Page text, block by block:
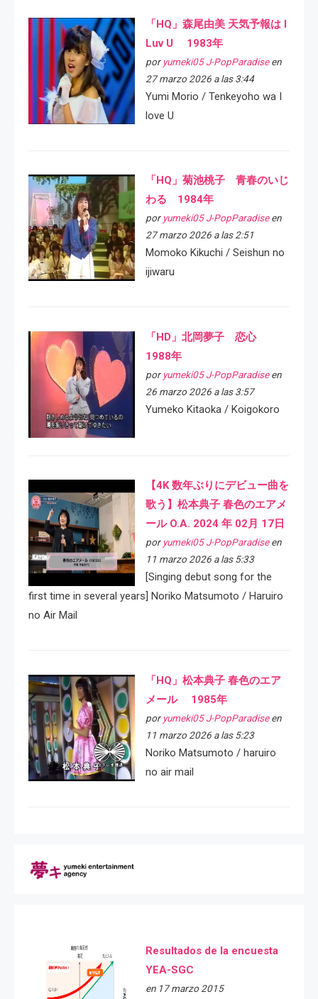
「HQ」森尾由美 天気予報は I
Luv U 1983年
por yumeki05 J-PopParadiseen
27 marzo 2026 a las 3:44
Yumi Morio / Tenkeyoho wa I
love U
「HQ」菊池桃子 青春のいじ
わる 1984年
por yumeki05 J-PopParadiseen
27 marzo 2026 a las 2:51
Momoko Kikuchi / Seishun no
ijiwaru
「HD」北岡夢子 恋心
1988年
por yumeki05 J-PopParadiseen
26 marzo 2026 a las 3:57
Yumeko Kitaoka / Koigokoro
【4K 数年ぶりにデビュー曲を
歌う】松本典子 春色のエアメ
ール O.A. 2024 年 02月 17日
por yumeki05 J-PopParadiseen
11 marzo 2026 a las 5:33
[Singing debut song for the
first time in several years] Noriko Matsumoto / Haruiro
no Air Mail
「HQ」松本典子 春色のエア
メール 1985年
por yumeki05 J-PopParadiseen
11 marzo 2026 a las 5:23
Noriko Matsumoto / haruiro
no air mail
Resultados de la encuesta
YEA-SGC
en 17 marzo 2015